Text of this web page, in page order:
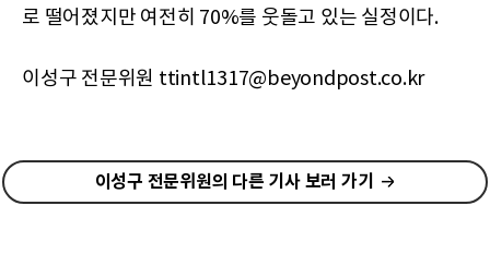
로 떨어졌지만 여전히 70%를 웃돌고 있는 실정이다.
이성구 전문위원 ttintl1317@beyondpost.co.kr
이성구 전문위원의 다른 기사 보러 가기